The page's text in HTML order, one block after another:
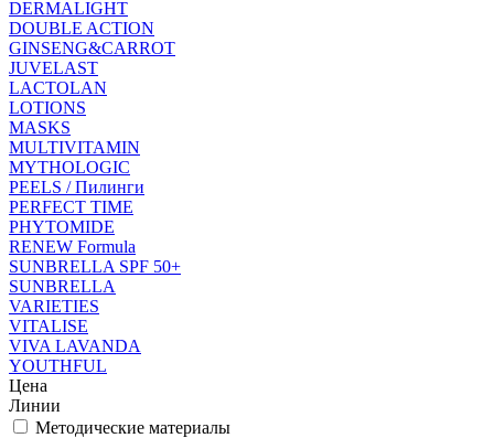
DERMALIGHT
DOUBLE ACTION
GINSENG&CARROT
JUVELAST
LACTOLAN
LOTIONS
MASKS
MULTIVITAMIN
MYTHOLOGIC
PEELS / Пилинги
PERFECT TIME
PHYTOMIDE
RENEW Formula
SUNBRELLA SPF 50+
SUNBRELLA
VARIETIES
VITALISE
VIVA LAVANDA
YOUTHFUL
Цена
Линии
Методические материалы